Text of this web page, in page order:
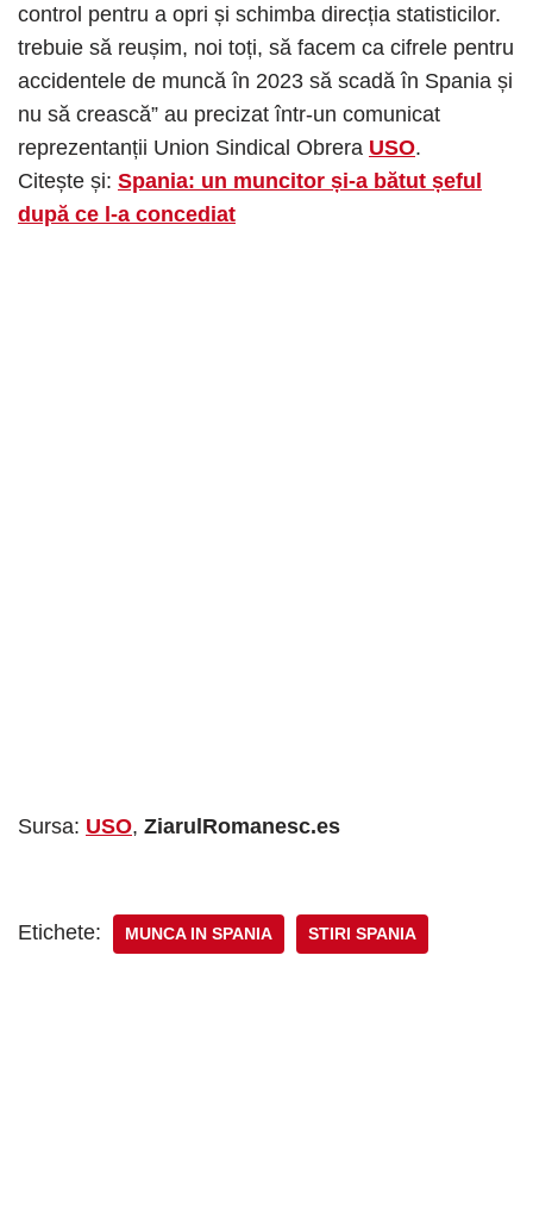
control pentru a opri și schimba direcția statisticilor.
trebuie să reușim, noi toți, să facem ca cifrele pentru
accidentele de muncă în 2023 să scadă în Spania și
nu să crească” au precizat într-un comunicat
reprezentanții Union Sindical Obrera USO.
Citește și: Spania: un muncitor și-a bătut șeful
după ce l-a concediat
Sursa: USO, ZiarulRomanesc.es
Etichete: MUNCA IN SPANIA STIRI SPANIA